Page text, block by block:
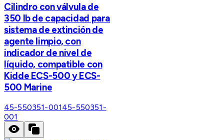
Cilindro con válvula de
350 lb de capacidad para
sistema de extinción de
agente limpio, con
indicador de nivel de
líquido, compatible con
Kidde ECS-500 y ECS-
500 Marine
45-550351-00145-550351-
001